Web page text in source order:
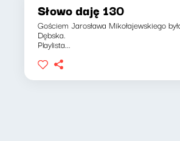
Słowo daję 130
Gościem Jarosława Mikołajewskiego
Dębska.
Playlista...